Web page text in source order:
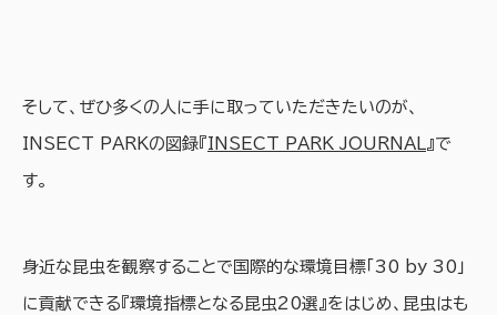
そして、ぜひ多くの人に手に取っていただきたいのが、
INSECT PARKの図録『INSECT PARK JOURNAL 』で
す。
身近な昆虫を観察することで国際的な環境目標「30 by 30」
に貢献できる『環境指標となる昆虫20選』をはじめ、昆虫はも